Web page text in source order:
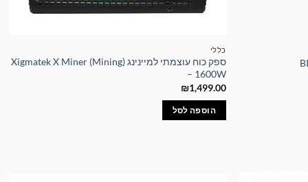
כללי
ספק כוח עוצמתי למיינינג Xigmatek X Miner (Mining)
– 1600W
₪1,499.00
הוספה לסל